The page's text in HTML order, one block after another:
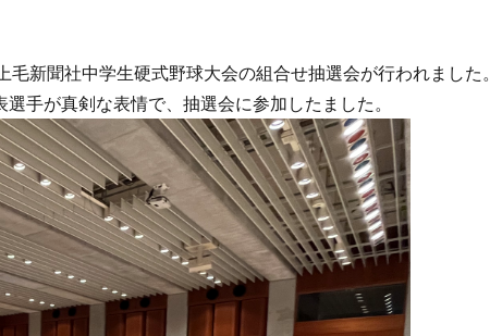
新聞社中学生硬式野球大会の組合せ抽選会が行われました。
手が真剣な表情で、抽選会に参加したました。